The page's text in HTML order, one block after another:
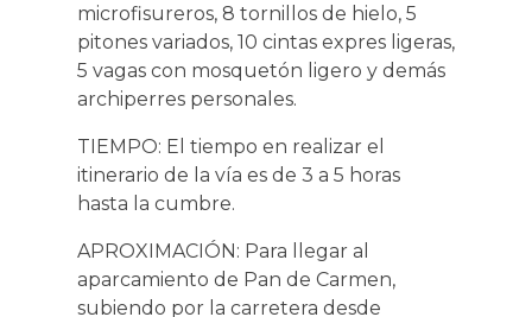
microfisureros, 8 tornillos de hielo, 5
pitones variados, 10 cintas expres ligeras,
5 vagas con mosquetón ligero y demás
archiperres personales.
TIEMPO: El tiempo en realizar el
itinerario de la vía es de 3 a 5 horas
hasta la cumbre.
APROXIMACIÓN: Para llegar al
aparcamiento de Pan de Carmen,
subiendo por la carretera desde